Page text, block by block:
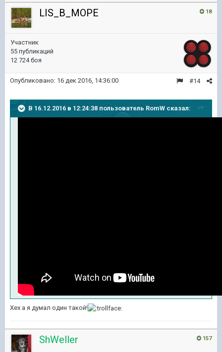
18
LIS_B_MOPE
Участник
55 публикаций
12 724 боя
#14
Опубликовано: 16 дек 2016, 14:36:00
В 16.12.2016 в 12:24:38 пользователь RomW сказал:
Хех а я думал один такой!
157
ShWeller